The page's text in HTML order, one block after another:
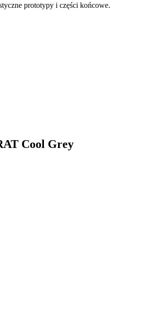
prototypy i części końcowe.
Cool Grey